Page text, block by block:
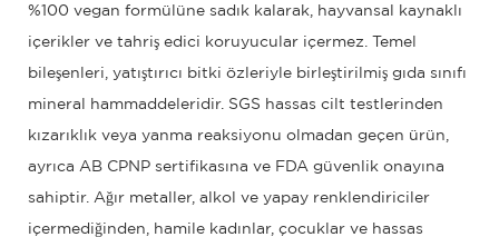
%100 vegan formülüne sadık kalarak, hayvansal kaynaklı
içerikler ve tahriş edici koruyucular içermez. Temel
bileşenleri, yatıştırıcı bitki özleriyle birleştirilmiş gıda sınıfı
mineral hammaddeleridir. SGS hassas cilt testlerinden
kızarıklık veya yanma reaksiyonu olmadan geçen ürün,
ayrıca AB CPNP sertifikasına ve FDA güvenlik onayına
sahiptir. Ağır metaller, alkol ve yapay renklendiriciler
içermediğinden, hamile kadınlar, çocuklar ve hassas